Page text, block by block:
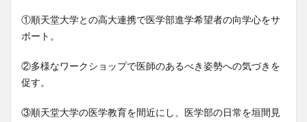
①順天堂大学との高大連携で医学部進学希望者の向学心をサ
ポート。
②多様なワークショップで医師のあるべき姿勢への気づきを
促す。
③順天堂大学の医学教育を間近にし、医学部の日常を垣間見